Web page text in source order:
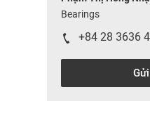
Bearings
+84 28 3636